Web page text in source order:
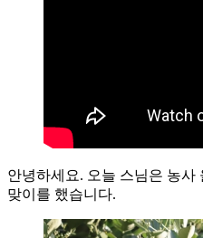
안녕하세요. 오늘 스님은 농사
맞이를 했습니다.